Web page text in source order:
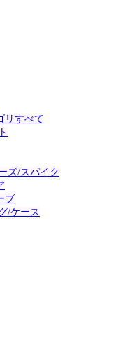
リすべて
ズ/スパイク
ブ
/ケース